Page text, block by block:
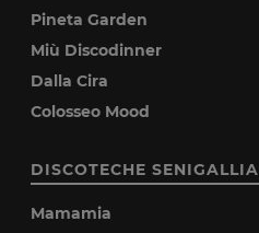
Pineta Garden
Miù Discodinner
Dalla Cira
Colosseo Mood
DISCOTECHE SENIGALLIA
Mamamia